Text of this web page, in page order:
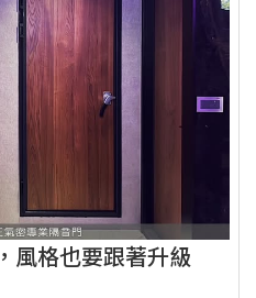
風格也要跟著升級